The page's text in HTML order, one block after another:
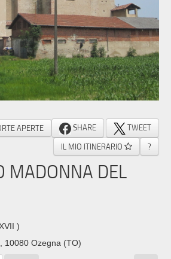
APERTE SHARE
TWEET
IL MIO ITINERARIO
?
MADONNA DEL
)
10080 Ozegna (TO)